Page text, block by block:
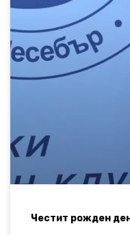
Честит рожден